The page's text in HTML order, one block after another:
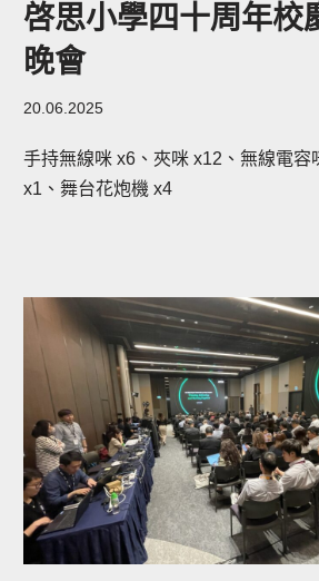
啓思小學四十周年校
晚會
20.06.2025
手持無線咪 x6、夾咪 x12、無線電容
x1、舞台花炮機 x4